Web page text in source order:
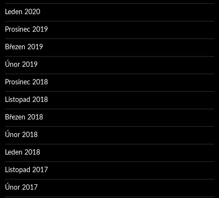
Leden 2020
Prosinec 2019
Březen 2019
Únor 2019
Prosinec 2018
Listopad 2018
Březen 2018
Únor 2018
Leden 2018
Listopad 2017
Únor 2017